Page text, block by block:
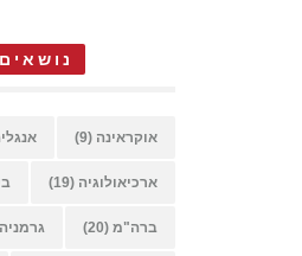
אוקראינה (9)
ארכיאולוגיה (19)
ברה"מ (20) גרמניה